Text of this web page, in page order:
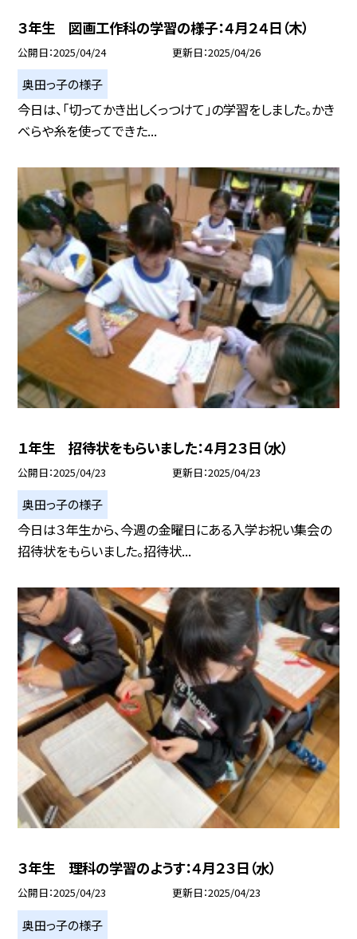
３年生 図画工作科の学習の様子：４月２４日（木）
公開日 2025/04/24 更新日 2025/04/26
奥田っ子の様子
今日は、「切ってかき出しくっつけて」の学習をしました。かき
べらや糸を使ってできた...
１年生 招待状をもらいました：４月２３日（水）
公開日 2025/04/23 更新日 2025/04/23
奥田っ子の様子
今日は３年生から、今週の金曜日にある入学お祝い集会の
招待状をもらいました。招待状...
３年生 理科の学習のようす：４月２３日（水）
公開日 2025/04/23 更新日 2025/04/23
奥田っ子の様子